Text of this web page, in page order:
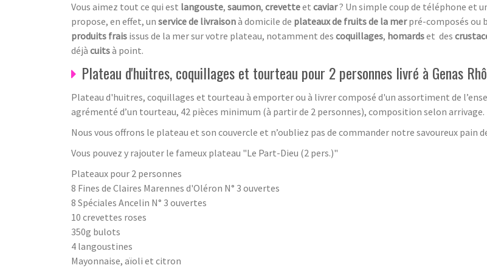
Vous aimez tout ce qui est langouste, saumon, crevetteet caviar? Un simple coup de téléphone et
propose, en effet, un service de livraisonà domicile de plateaux de fruits de la merpré-composés ou
produits frais issus de la mer sur votre plateau, notamment des coquillages, homardset des
déjà cuitsà point.
Plateau d'huitres, coquillages et tourteau pour 2 personnes livré à Genas
Plateau d'huitres, coquillages et tourteau à emporter ou à livrer composé d'un assortiment de
agrémenté d’un tourteau, 42 pièces minimum (à partir de 2 personnes), composition selon arrivage.
Nous vous offrons le plateau et son couvercle et n’oubliez pas de commander notre savoureux pain
Vous pouvez y rajouter le fameux plateau "Le Part-Dieu (2 pers.)"
Plateaux pour 2 personnes
8 Fines de Claires Marennes d'Oléron N° 3 ouvertes
8 Spéciales Ancelin N° 3 ouvertes
10 crevettes roses
350g bulots
4 langoustines
Mayonnaise, aïoli et citron